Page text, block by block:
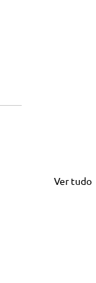
Ver tudo